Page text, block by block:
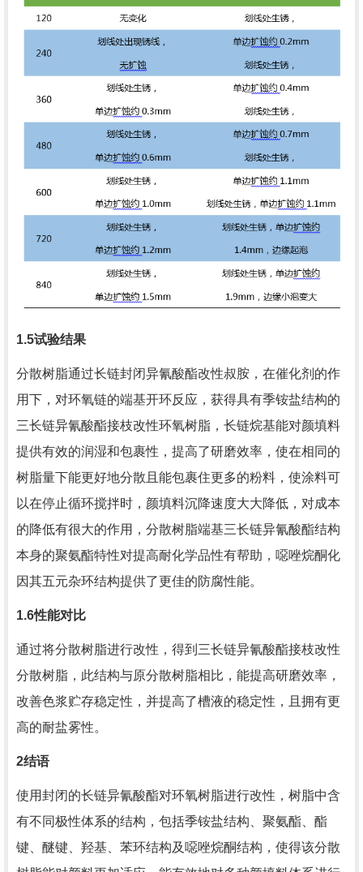
1.5试验结果
分散树脂通过长链封闭异氰酸酯改性叔胺，在催化剂的作
用下，对环氧链的端基开环反应，获得具有季铵盐结构的
三长链异氰酸酯接枝改性环氧树脂，长链烷基能对颜填料
提供有效的润湿和包裹性，提高了研磨效率，使在相同的
树脂量下能更好地分散且能包裹住更多的粉料，使涂料可
以在停止循环搅拌时，颜填料沉降速度大大降低，对成本
的降低有很大的作用，分散树脂端基三长链异氰酸酯结构
本身的聚氨酯特性对提高耐化学品性有帮助，噁唑烷酮化
因其五元杂环结构提供了更佳的防腐性能。
1.6性能对比
通过将分散树脂进行改性，得到三长链异氰酸酯接枝改性
分散树脂，此结构与原分散树脂相比，能提高研磨效率，
改善色浆贮存稳定性，并提高了槽液的稳定性，且拥有更
高的耐盐雾性。
2结语
使用封闭的长链异氰酸酯对环氧树脂进行改性，树脂中含
有不同极性体系的结构，包括季铵盐结构、聚氨酯、酯
键、醚键、羟基、苯环结构及噁唑烷酮结构，使得该分散